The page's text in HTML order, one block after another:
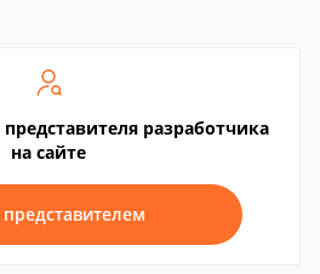
разработчика
на сайте
представителем